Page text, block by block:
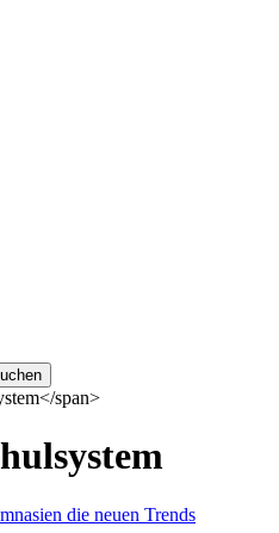
span>
Trends